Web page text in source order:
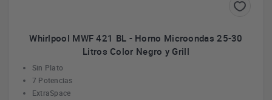
Whirlpool MWF 421 BL - Horno Microondas 25-30
Litros Color Negro y Grill
Sin Plato
7 Potencias
ExtraSpace